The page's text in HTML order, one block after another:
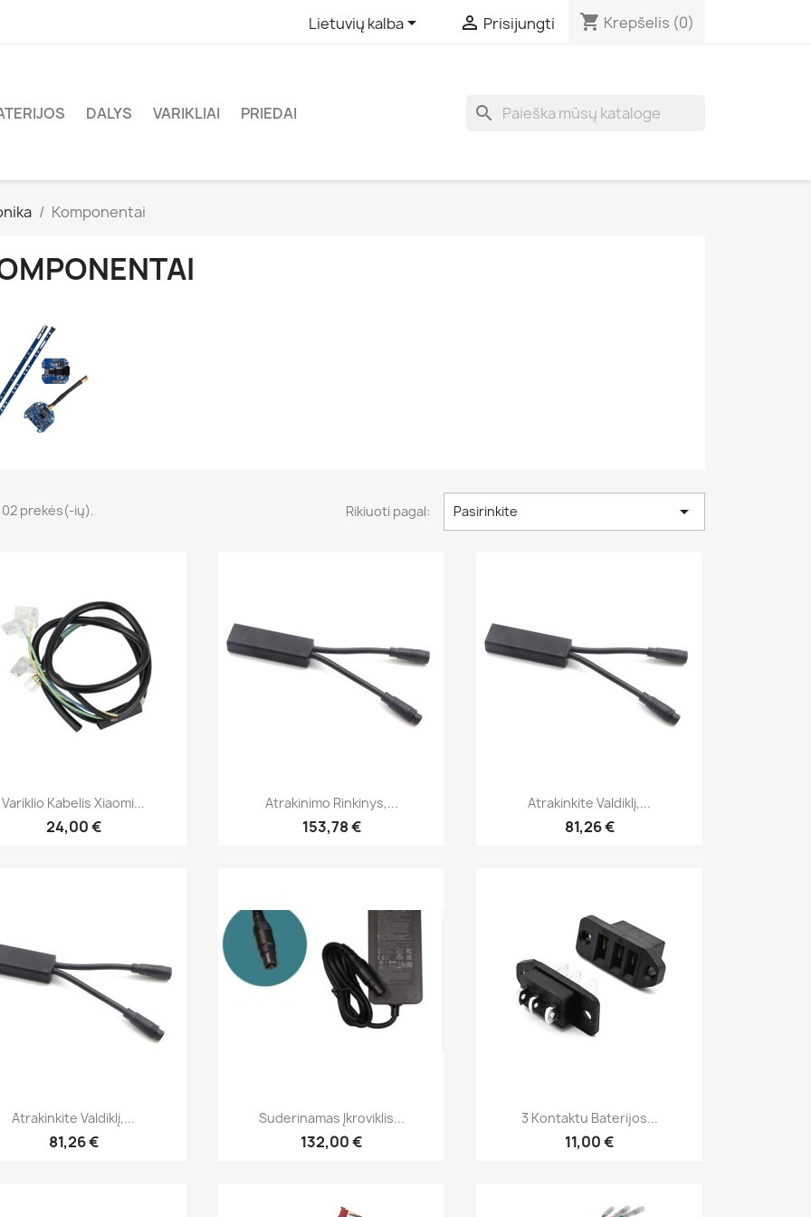
Lietuvių kalba  Prisijungti shopping_cart Krepšelis (0)
DALYS VARIKLIAI PRIEDAI search
Komponentai
prekės(-ių). Rikiuoti pagal: Pasirinkite 
Greita peržiūra
Variklio Kabelis Xiaomi...
24,00 €
Greita peržiūra
Atrakinimo Rinkinys,...
153,78 €
Greita peržiūra
Atrakinkite Valdiklį,...
81,26 €
Greita peržiūra
Atrakinkite Valdiklį,...
81,26 €
Greita peržiūra
Suderinamas Įkroviklis...
132,00 €
Greita peržiūra
3 Kontaktu Baterijos...
11,00 €